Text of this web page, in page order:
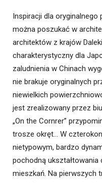
Inspiracji dla oryginalnego
można poszukać w
architektów z krajów
charakterystyczny dla
zaludnienia w Chinach
nie brakuje oryginalnych
niewielkich
jest zrealizowany przez
„On the Cornrer”
trosze okręt… W
nietypowym, bardzo
pochodną ukształtowania
mieszkań. Na pierwszych